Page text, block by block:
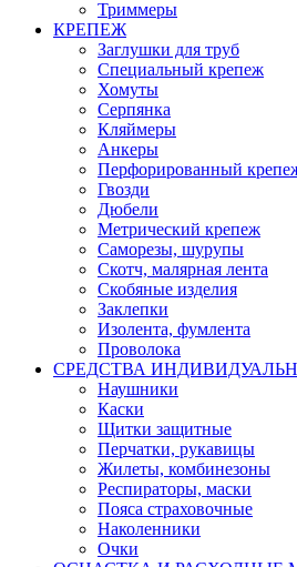
Триммеры
КРЕПЕЖ
Заглушки для труб
Специальный крепеж
Хомуты
Серпянка
Кляймеры
Анкеры
Перфорированный
Гвозди
Дюбели
Метрический крепеж
Саморезы, шурупы
Скотч, малярная лента
Скобяные изделия
Заклепки
Изолента, фумлента
Проволока
СРЕДСТВА
Наушники
Каски
Щитки защитные
Перчатки, рукавицы
Жилеты, комбинезоны
Респираторы, маски
Пояса страховочные
Наколенники
Очки